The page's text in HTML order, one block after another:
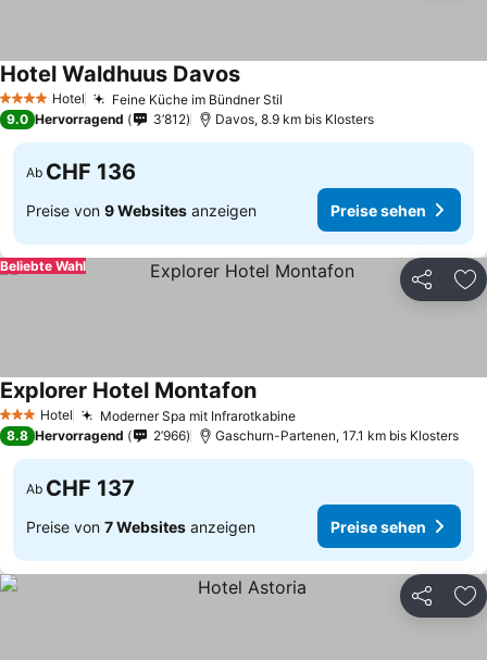
4 Sterne Hotel Feine Küche im Bündner Stil
Hotel Waldhuus Davos
9.0 Hervorragend 3’812 Davos, 8.9 km bis Klosters
Ab CHF 136
Preise von 9 Websites anzeigen Preise sehen
Teilen
Beliebte Wahl
3 SterneHotel Moderner Spa mit Infrarotkabine
Explorer Hotel Montafon
8.8 Hervorragend 2’966 Gaschurn-Partenen, 17.1 km bis Klosters
Ab CHF 137
Preise von 7 Websites anzeigen Preise sehen
Teilen